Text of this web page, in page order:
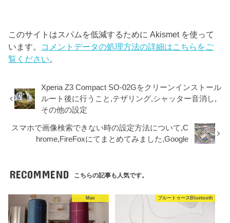
このサイトはスパムを低減するために Akismet を使って
います。 コメントデータの処理方法の詳細はこちらをご
覧ください。
Xperia Z3 Compact SO-02Gをクリーンインストール
ルート後に行うこと,テザリング,シャッター音消し,
その他の設定
スマホで画像検索できない時の設定方法について,C
hrome,FireFoxにてまとめてみました,Google
RECOMMEND こちらの記事も人気です。
Mac ブルートゥースBluetooth